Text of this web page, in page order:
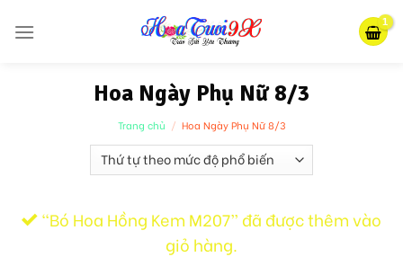
Hoa Ngày Phụ Nữ 8/3
Trang chủ / Hoa Ngày Phụ Nữ 8/3
“Bó Hoa Hồng Kem M207” đã được thêm vào
giỏ hàng.